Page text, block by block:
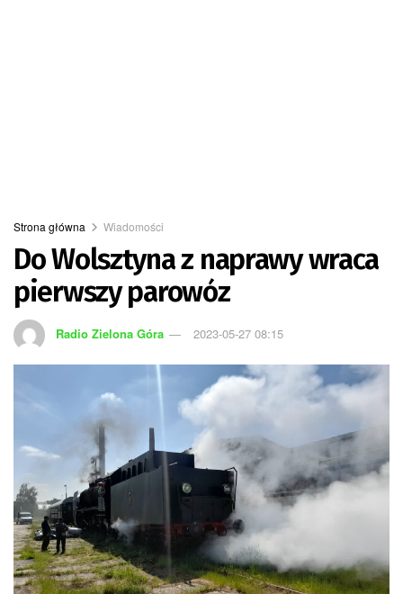
Strona główna Wiadomości
Do Wolsztyna z naprawy wraca
pierwszy parowóz
Radio Zielona Góra 2023-05-27 08:15